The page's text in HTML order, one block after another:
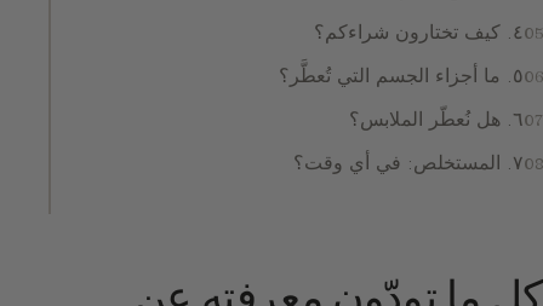
٤. كيف تختارون شراءكم؟
٥. ما أجزاء الجسم التي تُعطَّر؟
٦. هل نُعطّر الملابس؟
٧. المستخلص: في أي وقت؟